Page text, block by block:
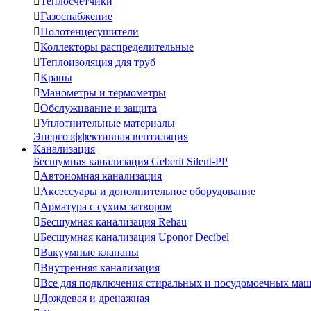
Газоснабжение
Полотенцесушители
Коллекторы распределительные
Теплоизоляция для труб
Краны
Манометры и термометры
Обслуживание и защита
Уплотнительные материалы
Энергоэффективная вентиляция
Канализация
Бесшумная канализация Geberit Silent-PP
Автономная канализация
Аксессуары и дополнительное оборудование
Арматура с сухим затвором
Бесшумная канализация Rehau
Бесшумная канализация Uponor Decibel
Вакуумные клапаны
Внутренняя канализация
Все для подключения стиральных и посудомоечных
Дождевая и дренажная